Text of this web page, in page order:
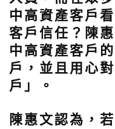
中高資產客戶
客戶信任？陳
中高資產客戶
戶，並且用心
戶」。
陳惠文認為，